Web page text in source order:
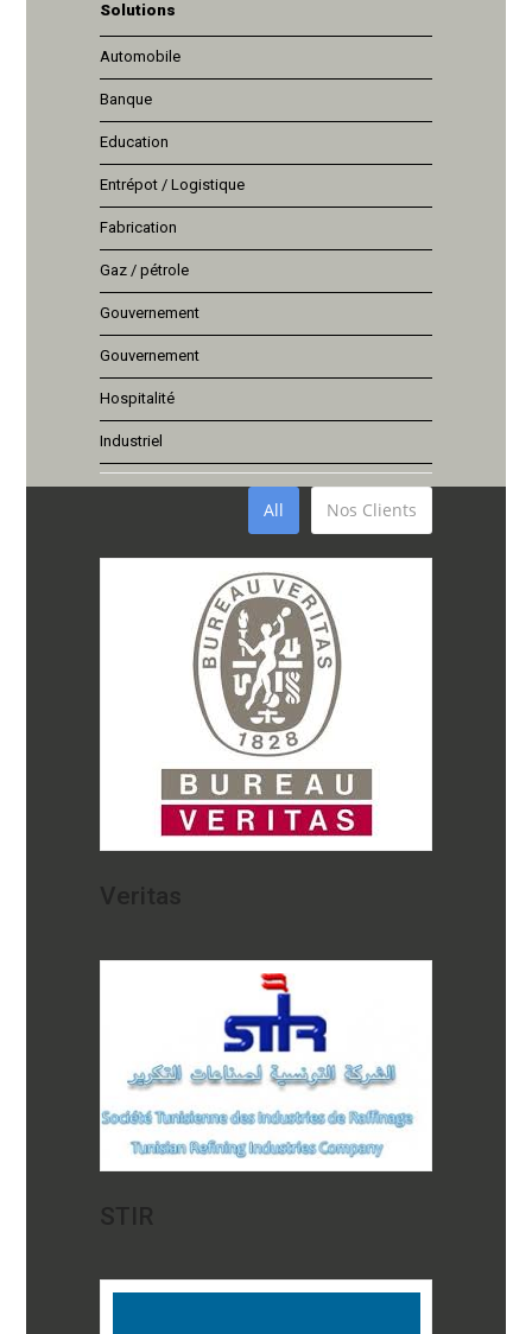
Solutions
Automobile
Banque
Education
Entrépot / Logistique
Fabrication
Gaz / pétrole
Gouvernement
Gouvernement
Hospitalité
Industriel
All Nos Clients
Veritas
STIR